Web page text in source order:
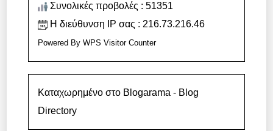
Συνολικές προβολές : 51351
Η διεύθυνση IP σας : 216.73.216.46
Powered ByWPS Visitor Counter
Καταχωρημένο στο Blogarama - Blog
Directory